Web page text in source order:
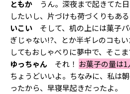
ともか うん。深夜まで起きてた
したいし、片づけも荷づくりもある
いこい そして、机の上には菓子
ぎじゃない!?、とか半ギレのコも
してもおしゃべりに夢中で、そこま
ゆっちゃん それ！ お菓子の量は
ちょうどいいよ。ちなみに、私は
ったから、早寝早起きだったよ。